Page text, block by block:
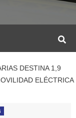
DESTINA 1,9
ELÉCTRICA